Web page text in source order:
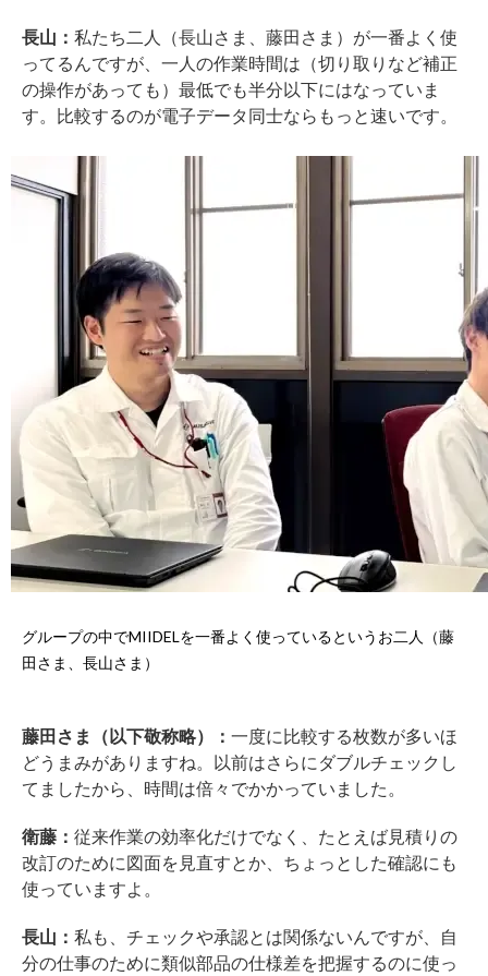
長山： 私たち二人（長山さま、藤田さま）が一番よく使
ってるんですが、一人の作業時間は（切り取りなど補正
の操作があっても）最低でも半分以下にはなっていま
す。比較するのが電子データ同士ならもっと速いです。
グループの中でMIIDELを一番よく使っているというお二人（藤
田さま、長山さま）
藤田さま（以下敬称略）： 一度に比較する枚数が多いほ
どうまみがありますね。以前はさらにダブルチェックし
てましたから、時間は倍々でかかっていました。
衛藤： 従来作業の効率化だけでなく、たとえば見積りの
改訂のために図面を見直すとか、ちょっとした確認にも
使っていますよ。
長山： 私も、チェックや承認とは関係ないんですが、自
分の仕事のために類似部品の仕様差を把握するのに使っ